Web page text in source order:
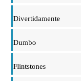
Divertidamente
Dumbo
Flintstones